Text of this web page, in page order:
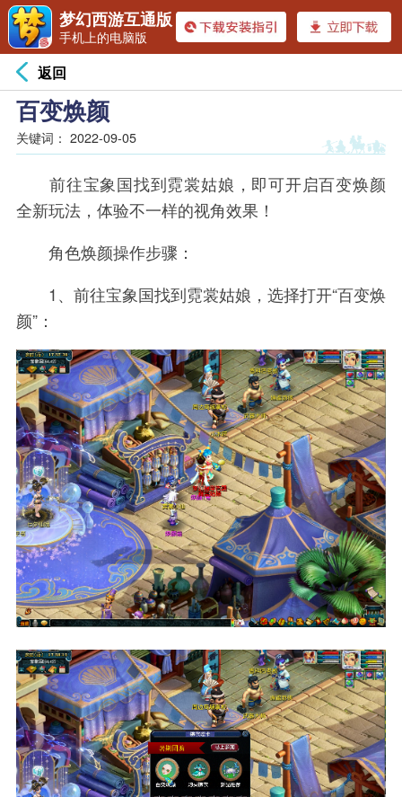
返回
百变焕颜
关键词： 2022-09-05
前往宝象国找到霓裳姑娘，即可开启百变焕颜
全新玩法，体验不一样的视角效果！
角色焕颜操作步骤：
1、前往宝象国找到霓裳姑娘，选择打开“百变焕
颜”：
梦幻西游互通版
手机上的电脑版